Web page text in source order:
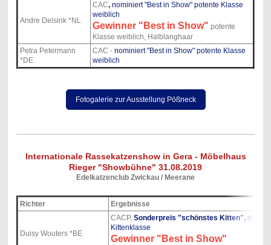
Andre Delsink *NL
CAC,nominiert "Best in Show" potente Klasse
weiblich
Gewinner "Best in Show" potente
Klasse weiblich, Halblanghaar
Petra Petermann
*DE
CAC - nominiert "Best in Show" potente Klasse
weiblich
Fotogalerie zur Ausstellung Pößneck
Internationale Rassekatzenshow in Gera - Möbelhaus
Rieger "Showbühne" 31.08.2019
Edelkatzenclub Zwickau / Meerane
Richter Ergebnisse
Duisy Wouters *BE
CACP, Sonderpreis "schönstes Kitten",
Kittenklasse
Gewinner "Best in Show"